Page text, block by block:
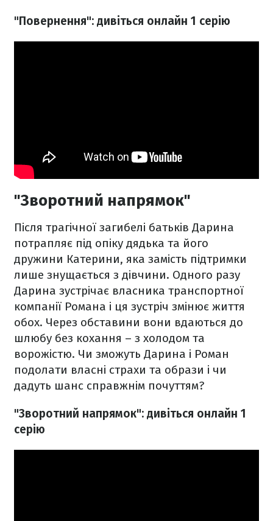
"Повернення": дивіться онлайн 1 серію
"Зворотний напрямок"
Після трагічної загибелі батьків Дарина
потрапляє під опіку дядька та його
дружини Катерини, яка замість підтримки
лише знущається з дівчини. Одного разу
Дарина зустрічає власника транспортної
компанії Романа і ця зустріч змінює життя
обох. Через обставини вони вдаються до
шлюбу без кохання – з холодом та
ворожістю. Чи зможуть Дарина і Роман
подолати власні страхи та образи і чи
дадуть шанс справжнім почуттям?
"Зворотний напрямок": дивіться онлайн 1
серію